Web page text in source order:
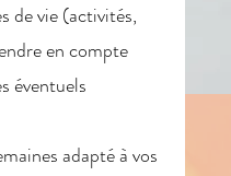
de vie (activités,
en compte
éventuels
adapté à vos